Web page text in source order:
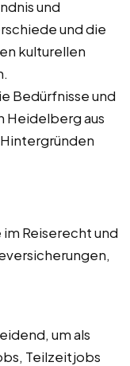
und
und die
kulturellen
Bedürfnisse und
Heidelberg aus
Reiserecht und
um als
Teilzeitjobs